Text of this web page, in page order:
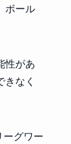
ボール
性があ
なく
グワー